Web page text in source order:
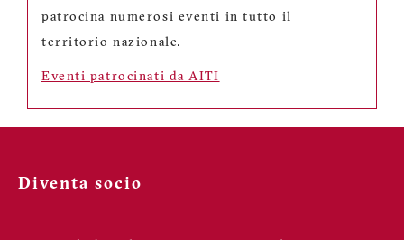
patrocina numerosi eventi in tutto il
territorio nazionale.
Eventi patrocinati da AITI
Diventa socio